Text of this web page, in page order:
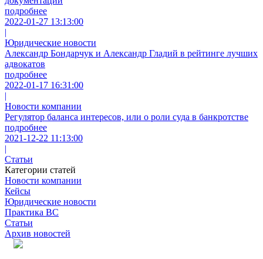
подробнее
2022-01-27 13:13:00
|
Юридические новости
Александр Бондарчук и Александр Гладий в рейтинге лучших
адвокатов
подробнее
2022-01-17 16:31:00
|
Новости компании
Регулятор баланса интересов, или о роли суда в банкротстве
подробнее
2021-12-22 11:13:00
|
Статьи
Категории статей
Новости компании
Кейсы
Юридические новости
Практика ВС
Статьи
Архив новостей